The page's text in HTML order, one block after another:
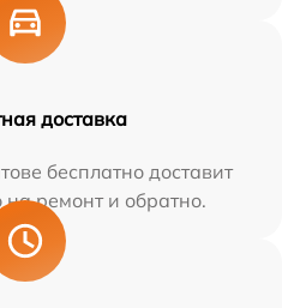
доставка
бесплатно доставит
на ремонт и обратно.